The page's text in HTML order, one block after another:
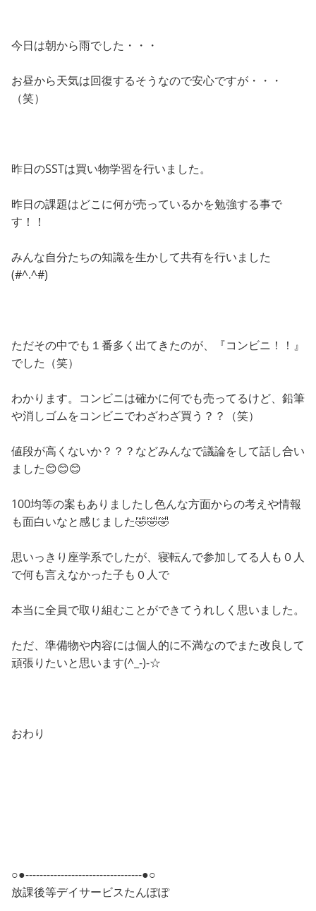
今日は朝から雨でした・・・
お昼から天気は回復するそうなので安心ですが・・・
（笑）
昨日のSSTは買い物学習を行いました。
昨日の課題はどこに何が売っているかを勉強する事で
す！！
みんな自分たちの知識を生かして共有を行いました
(#^.^#)
ただその中でも１番多く出てきたのが、『コンビニ！！』
でした（笑）
わかります。コンビニは確かに何でも売ってるけど、鉛筆
や消しゴムをコンビニでわざわざ買う？？（笑）
値段が高くないか？？？などみんなで議論をして話し合い
ました😊😊😊
100均等の案もありましたし色んな方面からの考えや情報
も面白いなと感じました🤣🤣🤣
思いっきり座学系でしたが、寝転んで参加してる人も０人
で何も言えなかった子も０人で
本当に全員で取り組むことができてうれしく思いました。
ただ、準備物や内容には個人的に不満なのでまた改良して
頑張りたいと思います(^_-)-☆
おわり
○●---------------------------------●○
放課後等デイサービスたんぽぽ